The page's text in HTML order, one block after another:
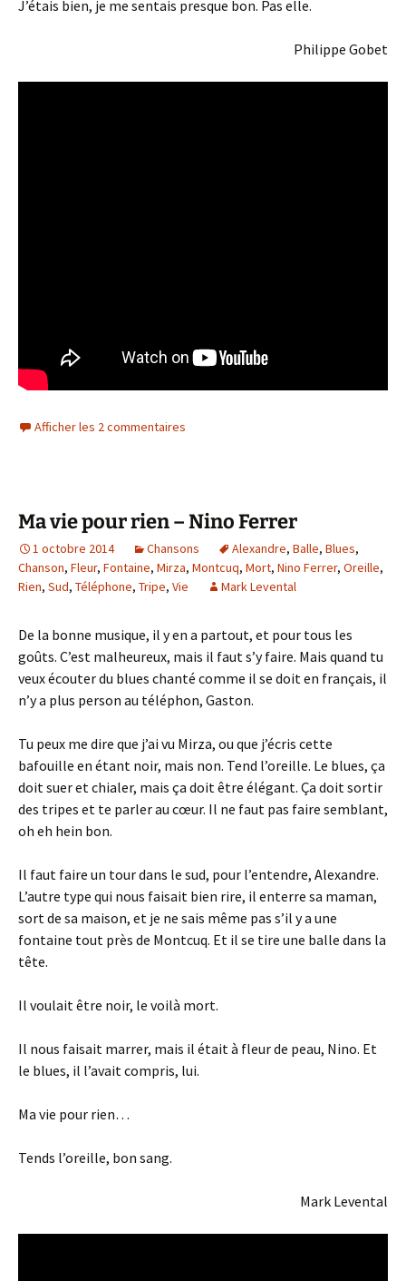
J’étais bien, je me sentais presque bon. Pas elle.
Philippe Gobet
Afficher les 2 commentaires
Ma vie pour rien – Nino Ferrer
1 octobre 2014 Chansons Alexandre, Balle, Blues,
Chanson, Fleur, Fontaine, Mirza, Montcuq, Mort, Nino Ferrer, Oreille,
Rien, Sud, Téléphone, Tripe, Vie Mark Levental
De la bonne musique, il y en a partout, et pour tous les
goûts. C’est malheureux, mais il faut s’y faire. Mais quand tu
veux écouter du blues chanté comme il se doit en français, il
n’y a plus person au téléphon, Gaston.
Tu peux me dire que j’ai vu Mirza, ou que j’écris cette
bafouille en étant noir, mais non. Tend l’oreille. Le blues, ça
doit suer et chialer, mais ça doit être élégant. Ça doit sortir
des tripes et te parler au cœur. Il ne faut pas faire semblant,
oh eh hein bon.
Il faut faire un tour dans le sud, pour l’entendre, Alexandre.
L’autre type qui nous faisait bien rire, il enterre sa maman,
sort de sa maison, et je ne sais même pas s’il y a une
fontaine tout près de Montcuq. Et il se tire une balle dans la
tête.
Il voulait être noir, le voilà mort.
Il nous faisait marrer, mais il était à fleur de peau, Nino. Et
le blues, il l’avait compris, lui.
Ma vie pour rien…
Tends l’oreille, bon sang.
Mark Levental